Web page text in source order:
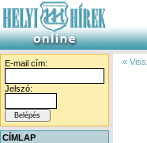
E-mail cím:
Jelszó:
CÍMLAP
«